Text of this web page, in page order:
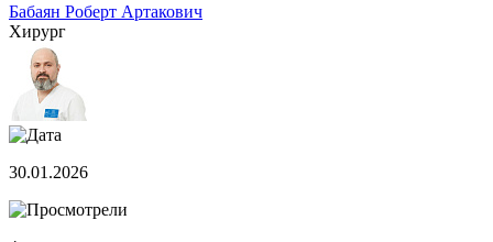
Бабаян Роберт Артакович
Хирург
30.01.2026